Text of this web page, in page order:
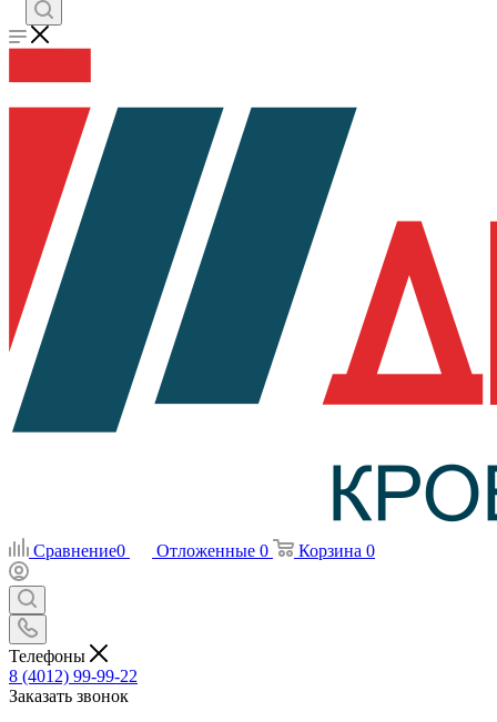
Сравнение0 Отложенные 0 Корзина 0
Телефоны
8 (4012) 99-99-22
Заказать звонок